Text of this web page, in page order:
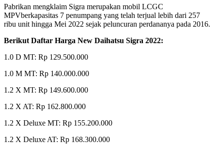
Pabrikan mengklaim Sigra merupakan mobil LCGC
MPVberkapasitas 7 penumpang yang telah terjual lebih dari 257
ribu unit hingga Mei 2022 sejak peluncuran perdananya pada 2016.
Berikut Daftar Harga New Daihatsu Sigra 2022:
1.0 D MT: Rp 129.500.000
1.0 M MT: Rp 140.000.000
1.2 X MT: Rp 149.600.000
1.2 X AT: Rp 162.800.000
1.2 X Deluxe MT: Rp 155.200.000
1.2 X Deluxe AT: Rp 168.300.000